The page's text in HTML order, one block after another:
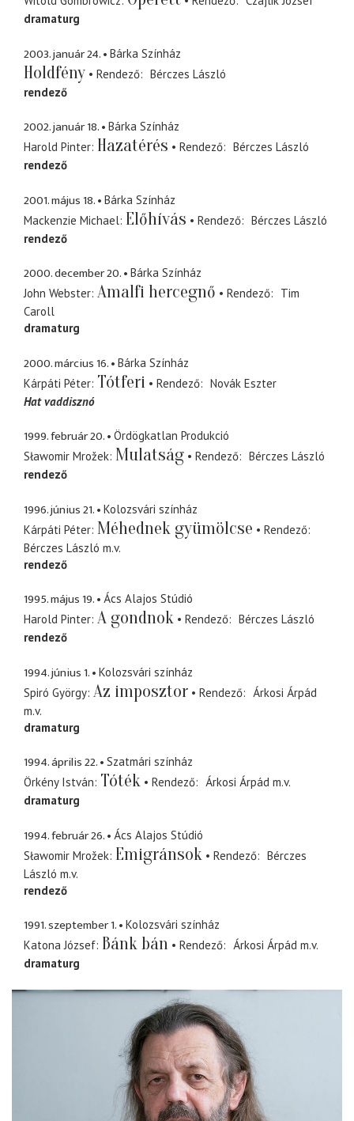
dramaturg
2003. január 24. Bárka Színház
Holdfény Rendező
Bérczes László
rendező
2002. január 18.
Bárka Színház
Harold Pinter Hazatérés Rendező
Bérczes László
rendező
2001. május 18.
Bárka Színház
Mackenzie Michael Előhívás Rendező
Bérczes László
rendező
2000. december 20.
Bárka Színház
John Webster Amalfi hercegnő Rendező
Tim
Caroll
dramaturg
2000. március 16.
Bárka Színház
Kárpáti Péter Tótferi Rendező
Novák Eszter
Hat vaddisznó
1999. február 20.
Ördögkatlan Produkció
Sławomir Mrožek Mulatság Rendező
Bérczes László
rendező
1996. június 21.
Kolozsvári színház
Kárpáti Péter Méhednek gyümölcse
Rendező
Bérczes László m.v.
rendező
1995. május 19.
Ács Alajos Stúdió
Harold Pinter A gondnok Rendező
Bérczes László
rendező
1994. június 1.
Kolozsvári színház
Spiró György Az imposztor Rendező
Árkosi Árpád
m.v.
dramaturg
1994. április 22.
Szatmári színház
Örkény István Tóték Rendező Árkosi Árpád m.v.
dramaturg
1994. február 26.
Ács Alajos Stúdió
Sławomir Mrožek Emigránsok Rendező
Bérczes
László m.v.
rendező
1991. szeptember 1.
Kolozsvári színház
Katona József Bánk bán Rendező Árkosi Árpád m.v.
dramaturg